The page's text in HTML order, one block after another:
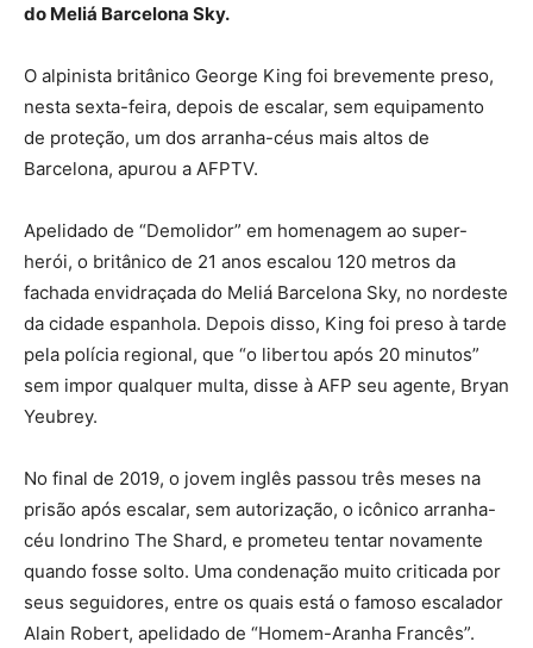
do Meliá Barcelona Sky.
O alpinista britânico George King foi brevemente preso,
nesta sexta-feira, depois de escalar, sem equipamento
de proteção, um dos arranha-céus mais altos de
Barcelona, ​​apurou a AFPTV.
Apelidado de “Demolidor” em homenagem ao super-
herói, o britânico de 21 anos escalou 120 metros da
fachada envidraçada do Meliá Barcelona Sky, no nordeste
da cidade espanhola. Depois disso, King foi preso à tarde
pela polícia regional, que “o libertou após 20 minutos”
sem impor qualquer multa, disse à AFP seu agente, Bryan
Yeubrey.
No final de 2019, o jovem inglês passou três meses na
prisão após escalar, sem autorização, o icônico arranha-
céu londrino The Shard, e prometeu tentar novamente
quando fosse solto. Uma condenação muito criticada por
seus seguidores, entre os quais está o famoso escalador
Alain Robert, apelidado de “Homem-Aranha Francês”.